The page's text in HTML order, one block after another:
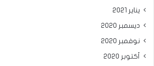
يناير 2021
ديسمبر 2020
نوفمبر 2020
أكتوبر 2020